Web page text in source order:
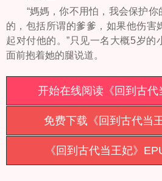
“媽媽，你不用怕，我会保护
的，包括所谓的爹爹，如果他伤害
起对付他的。”只见一名大概5岁的
面前抱着她的腿说道。
开始在线阅读《回到古
免费下载《回到古代当
《回到古代当王妃》